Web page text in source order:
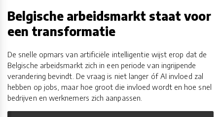
Belgische arbeidsmarkt staat voor
een transformatie
De snelle opmars van artificiële intelligentie wijst erop dat de
Belgische arbeidsmarkt zich in een periode van ingrijpende
verandering bevindt. De vraag is niet langer óf AI invloed zal
hebben op jobs, maar hoe groot die invloed wordt en hoe snel
bedrijven en werknemers zich aanpassen.